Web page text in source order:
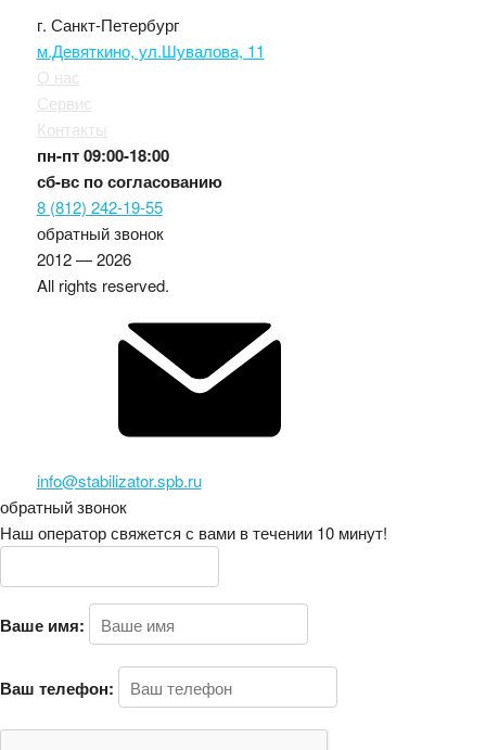
г. Санкт-Петербург
м.Девяткино, ул.Шувалова, 11
О нас
Сервис
Контакты
пн-пт09:00-18:00
сб-вс по согласованию
8 (812) 242-19-55
обратный звонок
2012 — 2026
All rights reserved.
info@stabilizator.spb.ru
обратный звонок
Наш оператор свяжется с вами в течении 10 минут!
Ваше имя:
Ваш телефон: